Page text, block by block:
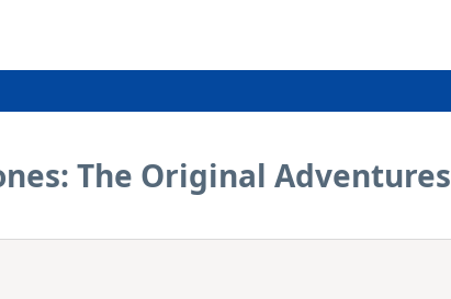
The Original Adventures